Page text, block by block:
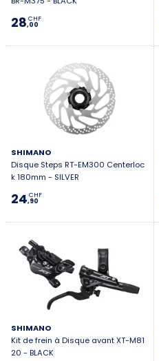
28,00
CHF
SHIMANO
Disque Steps RT-EM300 Centerloc
k 180mm - SILVER
24,90
CHF
SHIMANO
Kit de frein à Disque avant XT-M81
20 - BLACK